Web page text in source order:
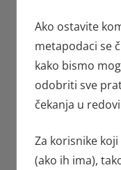
Ako ostavite
metapodaci se
kako bismo
odobriti sve
čekanja u
Za korisnike
(ako ih ima),